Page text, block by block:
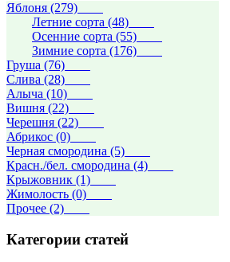
Яблоня (279)
Летние сорта (48)
Осенние сорта (55)
Зимние сорта (176)
Груша (76)
Слива (28)
Алыча (10)
Вишня (22)
Черешня (22)
Абрикос (0)
Черная смородина (5)
Красн./бел. смородина (4)
Крыжовник (1)
Жимолость (0)
Прочее (2)
Категории статей